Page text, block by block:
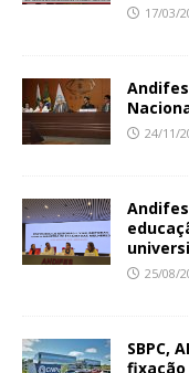
17/03/
24/11/
25/08/
SBPC,